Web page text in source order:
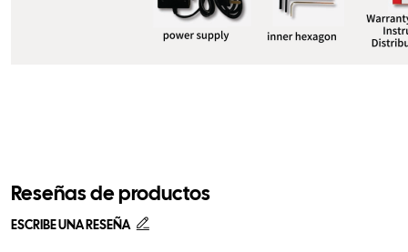
Reseñas de productos
ESCRIBE UNA RESEÑA